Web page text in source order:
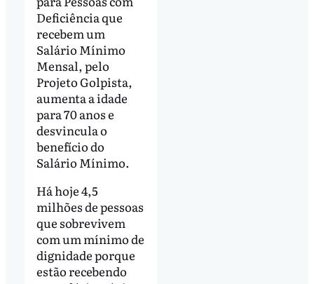
Deficiência que
recebem um
Salário Mínimo
Mensal, pelo
Projeto Golpista,
aumenta a idade
para 70 anos e
desvincula o
benefício do
Salário Mínimo.
Há hoje 4,5
milhões de pessoas
que sobrevivem
com um mínimo de
dignidade porque
estão recebendo